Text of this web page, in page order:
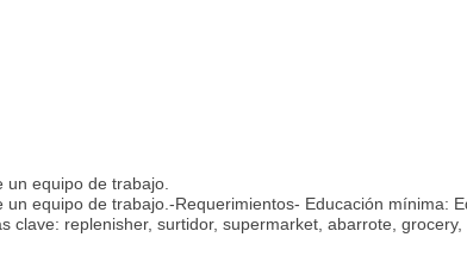
equipo de trabajo.
equipo de trabajo.-Requerimientos- Educación mínima:
clave: replenisher, surtidor, supermarket, abarrote, grocery,